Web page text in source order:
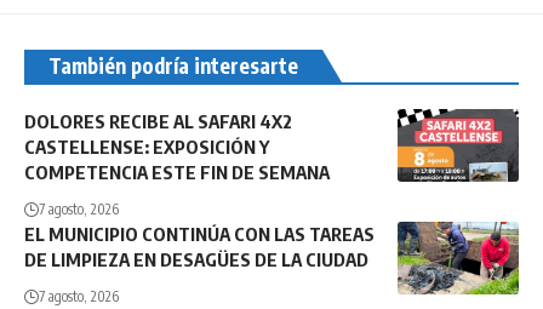
También podría interesarte
DOLORES RECIBE AL SAFARI 4X2
CASTELLENSE: EXPOSICIÓN Y
COMPETENCIA ESTE FIN DE SEMANA
7 agosto, 2026
EL MUNICIPIO CONTINÚA CON LAS TAREAS
DE LIMPIEZA EN DESAGÜES DE LA CIUDAD
7 agosto, 2026